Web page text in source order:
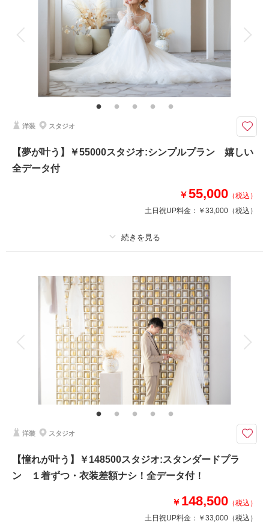
データ 200 カット
衣装追加 会食
家族用衣装レンタル
ブーケ＆ブートニア（アートフラワー）・プレミアムレタッチ・プチ挙式も
叶う！+￥110000で3着フォトも叶う！
【アンシャンテ20周年記念ALL IN ￥275,000】ドレス2着！プレミアムレタ
ッチ！データ＆アルバム付！
ド1着！ブライダルインナーレンタル！ブーケレンタル！全カットデータ＆
アルバム10P/25カット（ルージュアルバム）！そして、プレミアムレタッ
洋装 スタジオ
【夢が叶う】￥55000スタジオ:シンプルプラン 嬉しい
全データ付
￥55,000 （税込）
土日祝UP料金： ￥33,000 （税込）
撮影料 新婦衣装1着 新郎衣装1着
ヘアメイク 小物一式
アルバム データ 100 カット 台紙付写真
衣装追加 会食
家族と撮影 家族用衣装レンタル ペットと撮影
その他含むもの
ブーケ＆ブートニア（アートフラワー）・プチ挙式も叶う！
【￥55000】スタジオ:シンプルプラン （プラン内衣装/1着ずつ･全データ10
【夢が叶う】ドレス＆タキシード1着ずつの結婚写真プラン ウェディング
自由にカスタマイズしてぴったりのフォトウェディング・結婚式前撮り・
結婚式後撮りが叶う 「記念日をもっとワタシらしく」
撮影日の空き
を確認する
洋装 スタジオ
【憧れが叶う】￥148500スタジオ:スタンダードプラ
ン １着ずつ・衣装差額ナシ！全データ付！
￥ 148,500 （税込）
土日祝UP料金： ￥33,000 （税込）